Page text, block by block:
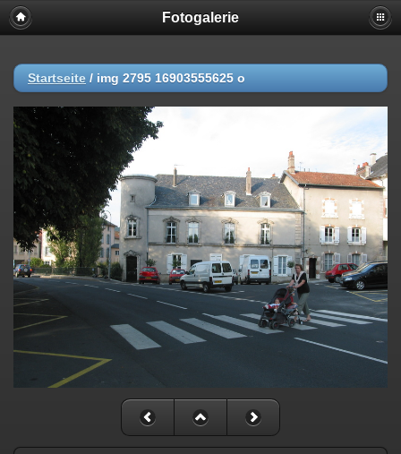
Fotogalerie
Startseite / img 2795 16903555625 o